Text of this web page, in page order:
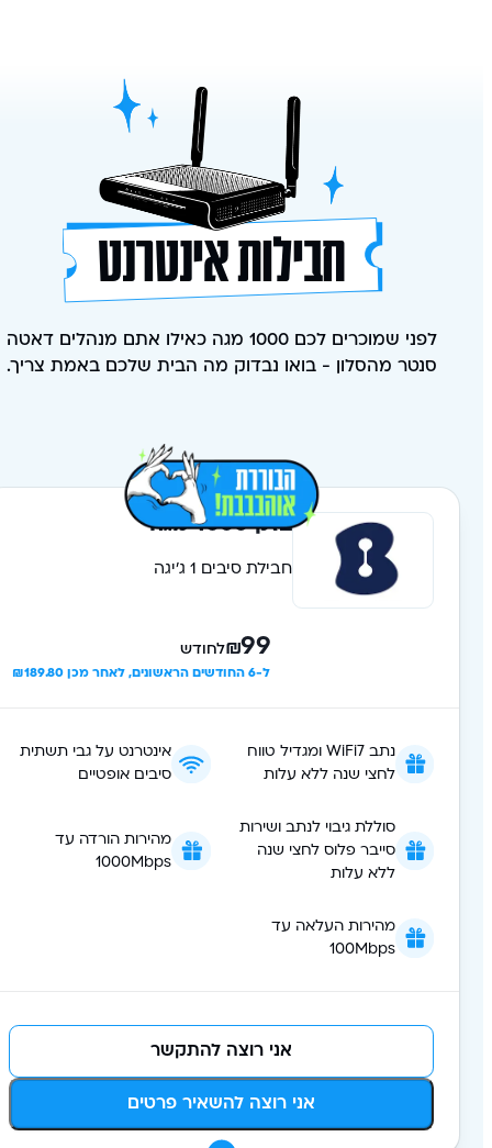
חבילות אינטרנט
לפני שמוכרים לכם 1000 מגה כאילו אתם מנהלים דאטה
סנטר מהסלון - בואו נבדוק מה הבית שלכם באמת צריך.
בזק 1000 מגה
חבילת סיבים 1 ג'יגה
₪לחודש
נתב WiFi7 ומגדיל טווח
לחצי שנה ללא עלות
אינטרנט על גבי תשתית
סיבים אופטיים
סוללת גיבוי לנתב ושירות
סייבר פלוס לחצי שנה
ללא עלות
מהירות הורדה עד
1000Mbps
מהירות העלאה עד
100Mbps
אני רוצה להשאיר פרטים
אני רוצה להתקשר